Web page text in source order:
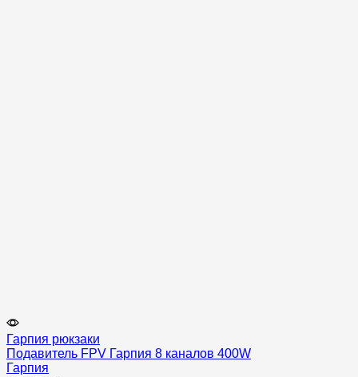
Гарпия рюкзаки
Подавитель FPV Гарпия 8 каналов 400W
Гарпия